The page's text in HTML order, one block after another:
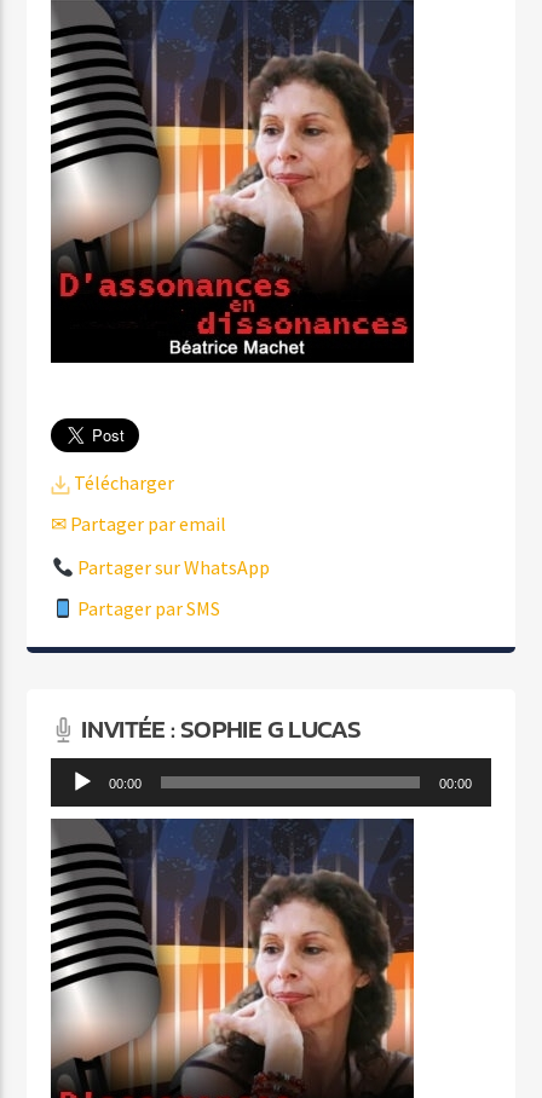
Télécharger
✉ Partager par email
Partager sur WhatsApp
Partager par SMS
INVITÉE : SOPHIE G LUCAS
Lecteur 00:00 00:00